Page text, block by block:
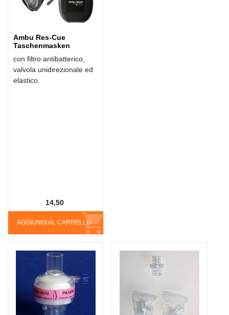
Ambu Res-Cue
Taschenmasken
con filtro antibatterico,
valvola unidirezionale ed
elastico
AGGIUNGI AL CARRELLO
14,50